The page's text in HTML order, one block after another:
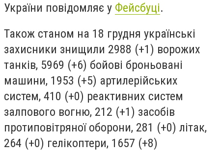
України повідомляє у Фейсбуці.
Також станом на 18 грудня українські
захисники знищили 2988 (+1) ворожих
танків, 5969 (+6) бойові броньовані
машини, 1953 (+5) артилерійських
систем, 410 (+0) реактивних систем
залпового вогню, 212 (+1) засобів
протиповітряної оборони, 281 (+0) літак,
264 (+0) гелікоптери, 1657 (+8)